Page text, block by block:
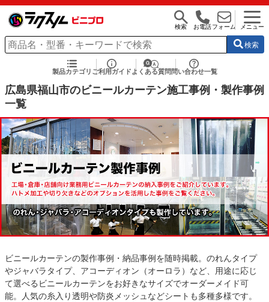
検索 お電話フォーム メニュー
検索
製品カテゴリ ご利用ガイド よくある質問 問い合わせ一覧
広島県福山市のビニールカーテン施工事例・製作事例
一覧
ビニールカーテンの製作事例・納品事例を随時掲載。のれんタイプ
やジャバラタイプ、アコーディオン（オーロラ）など、用途に応じ
て選べるビニールカーテンをお好きなサイズでオーダーメイド可
能。人気の糸入り透明や防炎メッシュなどシートも多種多様です。